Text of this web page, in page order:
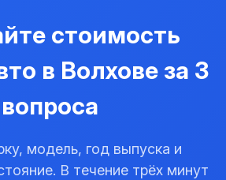
стоимость
в Волхове за 3
вопроса
модель, год выпуска и
В течение трёх минут